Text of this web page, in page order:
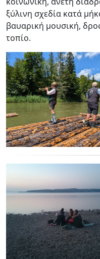
ξύλινη σχεδία κατά
βαυαρική μουσική,
τοπίο.